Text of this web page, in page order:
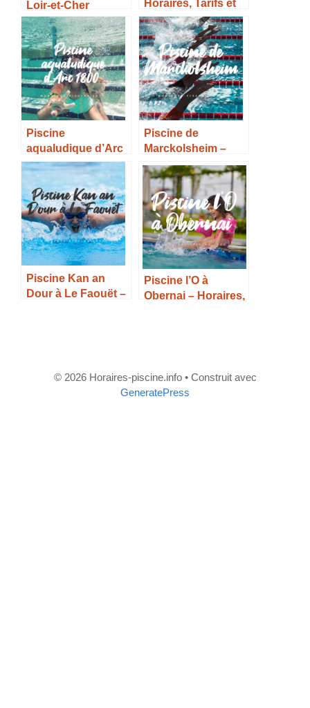
Loir-et-Cher
Horaires, Tarifs et
Infos –
Piscine
aqualudique d’Arc
1800 – Horaires,
Tarifs et Infos –
Piscine de
Marckolsheim –
Horaires, Tarifs et
Infos –
Piscine Kan an
Dour à Le Faouët –
Piscine l’O à
Obernai – Horaires,
© 2026 Horaires-piscine.info• Construit avec
GeneratePress